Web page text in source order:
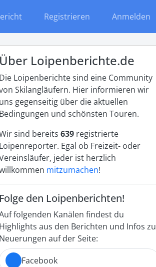
Registrieren Anmelden
Über Loipenberichte.de
Die Loipenberichte sind eine Community
Skilangläufern. Hier informieren wir
uns gegenseitig über die aktuellen
Bedingungen und schönsten Touren.
sind bereits 639 registrierte
Loipenreporter. Egal ob Freizeit- oder
jeder ist herzlich
mitzumachen!
Folge den Loipenberichten!
folgenden Kanälen findest du
Highlights aus den Berichten und Infos zu
Neuerungen auf der Seite:
Facebook